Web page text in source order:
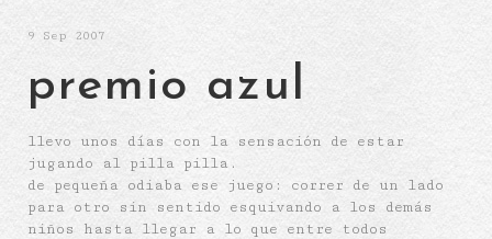
9 Sep 2007
premio azul
llevo unos días con la sensación de estar
jugando al pilla pilla.
de pequeña odiaba ese juego: correr de un lado
para otro sin sentido esquivando a los demás
niños hasta llegar a lo que entre todos